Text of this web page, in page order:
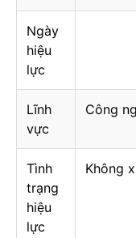
Ngày
hiệu
lực
Lĩnh
vực
Công
Tình
trạng
hiệu
lực
Không